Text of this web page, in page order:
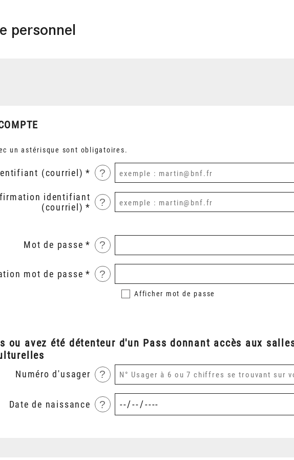
personnel
un astérisque sont obligatoires.
(courriel) ?
identifiant
(courriel)
?
Mot de passe ?
mot de passe ?
Afficher mot de passe
ou avez été détenteur d'un Pass donnant accès aux
Numéro d'usager ?
Date de naissance ?